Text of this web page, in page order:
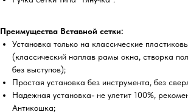
Преимущества Вставной сетки:
Установка только на классические
(классический наплав рамы окна, створка
без выступов);
Простая установка без инструмента, без
Надежная установка- не улетит 100%,
Антикошка;